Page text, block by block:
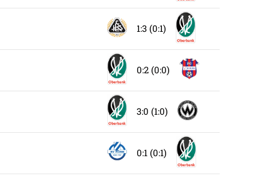
1:3 (0:1)
0:2 (0:0)
3:0 (1:0)
0:1 (0:1)